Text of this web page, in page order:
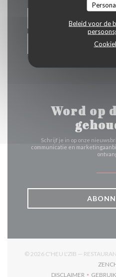
Beleid voor de
Word op
Schrijf je in op onze
communicatie en
© 2026 C'HEU L'ZIB —
DISCLAIMER